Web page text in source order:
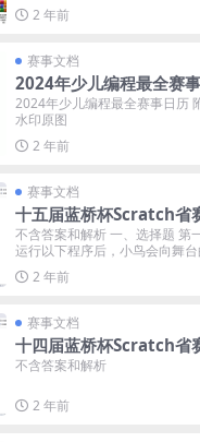
2 年前
赛事文档
2024年少儿编程最全赛
2024年少儿编程最全赛事日历
水印原图
2 年前
赛事文档
十五届蓝桥杯Scratch省
不含答案和解析 一、选择题 第
运行以下程序后，小鸟会向舞台
2 年前
赛事文档
十四届蓝桥杯Scratch省
不含答案和解析
2 年前